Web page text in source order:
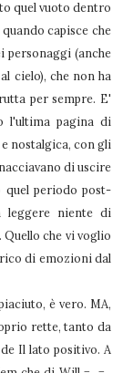
quel vuoto dentro
capisce che
personaggi (anche
cielo), che non ha
per sempre. E'
l'ultima pagina di
nostalgica, con gli
di uscire
quel periodo post-
leggere niente di
che vi voglio
di emozioni dal
è vero. MA,
rette, tanto da
Il lato positivo. A